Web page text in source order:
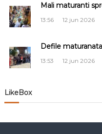
a
n
a
Mali maturanti
13:56 12 jun 2026
Defile
13:53 12 jun 2026
LikeBox